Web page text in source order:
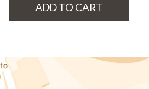
ADD TO CART